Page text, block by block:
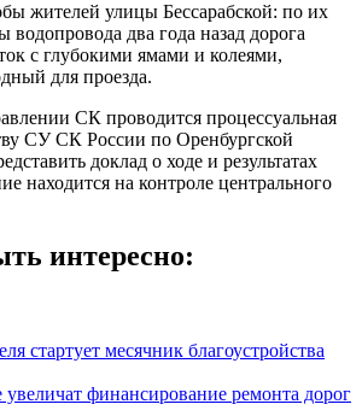
жителей улицы Бессарабской: по их
водопровода два года назад дорога
с глубокими ямами и колеями,
для проезда.
СК проводится процессуальная
СУ СК России по Оренбургской
доклад о ходе и результатах
находится на контроле центрального
интересно:
стартует месячник благоустройства
финансирование ремонта дорог